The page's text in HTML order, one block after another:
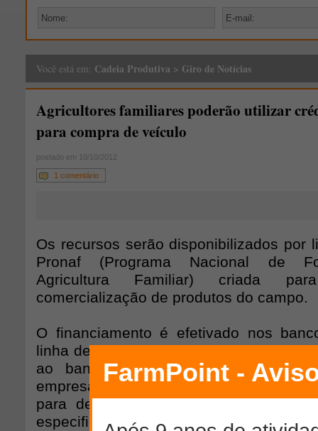
Você está em: Cadeia Produtiva > Giro de Notícias
Agricultores familiares poderão utilizar
para compra de veículo
postado em 10/10/2012
1 comentário
Os recursos serão disponibilizados por
Pronaf (Programa Nacional de
Agricultura Familiar) criada
comercialização de produtos do campo.
O financiamento é efetivado nos
linha de crédito do Pronaf Mais
ao banco, o agricultor interessado
empresas de Assistência Técnica e
para desenvolver um projeto técnico
especificará como o veículo será usado.